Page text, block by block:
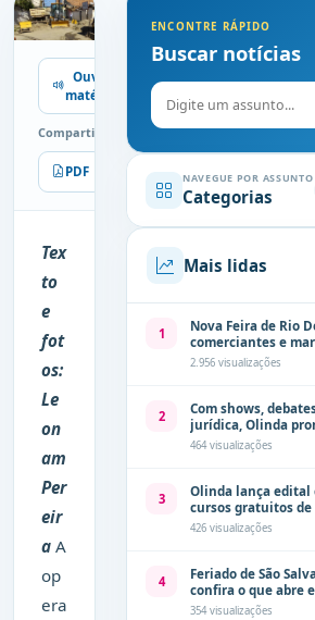
Ouvir
matéria
Compartilhe
PDF Imprimir
Tex
to
e
fot
os:
Le
on
am
Per
eir
a A
op
era
ENCONTRE RÁPIDO
Buscar notícias
Digite o assunto
NAVEGUE POR ASSUNTO
Categorias
Mais lidas
1
Nova Feira de Rio
comerciantes e
modernização dos
2.956 visualizações
2
Com shows,
jurídica, Olinda
de combate à
neste sábado (8)
464 visualizações
3
Olinda lança edital
cursos gratuitos
comunicação
426 visualizações
4
Feriado de São
confira o que abre
354 visualizações